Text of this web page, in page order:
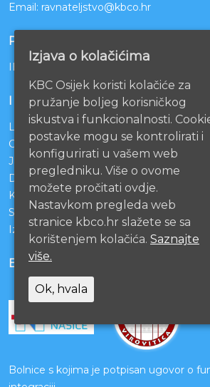
Email: ravnateljstvo@kbco.hr
POSLOVNI RAČUNI
IBAN: HR1210010051863000160
INFORMACIJE
Lista čekanja
Centralno naručivanje pacijenata
Javna nabava
Darivanje krvi
KBCO Webmail
Sestrinstvo KBC Osijek
Izjava o pristupačnosti mrežnih stranica
BOLNICE PARTNERI
Bolnice s kojima je potpisan ugovor o
Izjava o kolačićima
KBC Osijek koristi kolačiće za
pružanje boljeg korisničkog
iskustva i funkcionalnosti.
postavke mogu se kontrolirati i
konfigurirati u vašem web
pregledniku. Više o ovome
možete pročitati ovdje.
Nastavkom pregleda web
stranice kbco.hr slažete se sa
korištenjem kolačića. Saznajte
više.
Ok, hvala